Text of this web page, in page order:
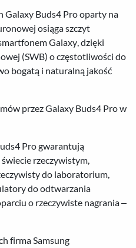
Galaxy Buds4 Pro oparty na
osiąga szczyt
Galaxy, dzięki
(SWB) o częstotliwości do
bogatą i naturalną jakość
przez Galaxy Buds4 Pro w
Pro gwarantują
rzeczywistym,
do laboratorium,
do odtwarzania
o rzeczywiste nagrania –
firma Samsung